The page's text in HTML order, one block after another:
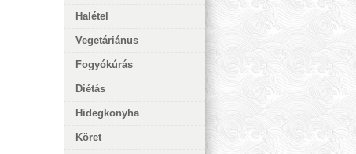
Halétel
Vegetáriánus
Fogyókúrás
Diétás
Hidegkonyha
Köret